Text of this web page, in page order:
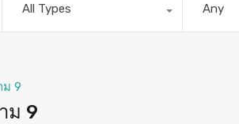
All Types Any
ม 9
ม 9